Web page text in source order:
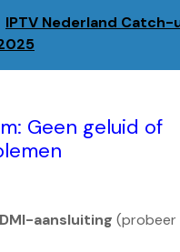
IPTV Nederland Catch-
Geen geluid of
aansluiting (probeer